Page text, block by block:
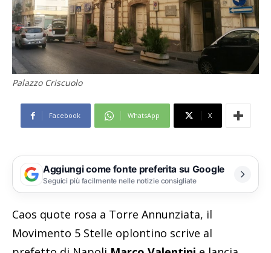
Palazzo Criscuolo
Facebook WhatsApp X
Aggiungi come fonte preferita su Google
Seguici più facilmente nelle notizie consigliate
Caos quote rosa a Torre Annunziata, il
Movimento 5 Stelle oplontino scrive al